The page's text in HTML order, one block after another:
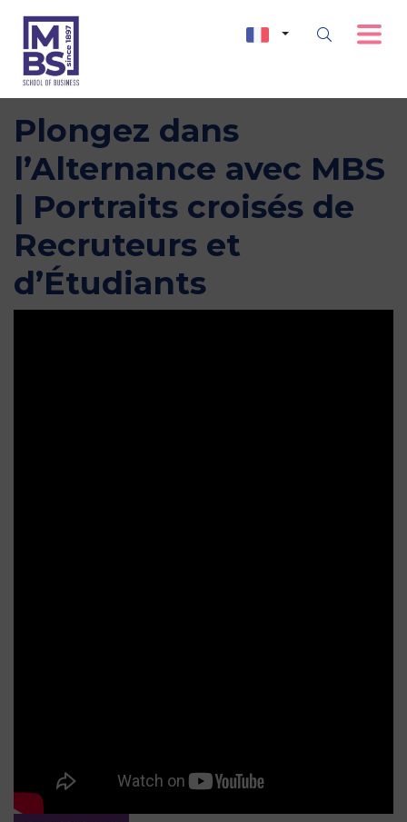
Plongez dans
l’Alternance avec MBS
| Portraits croisés de
Recruteurs et
d’Étudiants